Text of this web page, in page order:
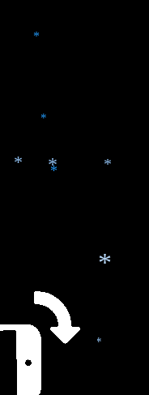
*
*
*
*
*
* *
*
*